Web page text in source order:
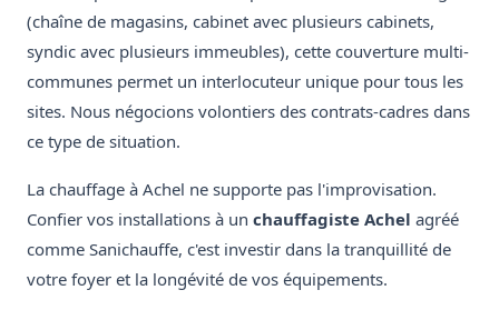
(chaîne de magasins, cabinet avec plusieurs cabinets,
syndic avec plusieurs immeubles), cette couverture multi-
communes permet un interlocuteur unique pour tous les
sites. Nous négocions volontiers des contrats-cadres dans
ce type de situation.
La chauffage à Achel ne supporte pas l'improvisation.
Confier vos installations à un chauffagiste Achel agréé
comme Sanichauffe, c'est investir dans la tranquillité de
votre foyer et la longévité de vos équipements.